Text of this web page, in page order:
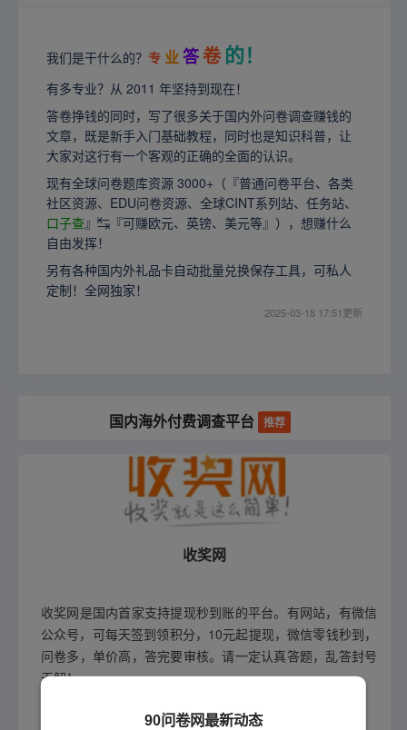
90问卷网最新动态
我们是干什么的？ 专 业答卷 的！
有多专业？从 2011 年坚持到现在！
答卷挣钱的同时，写了很多关于国内外问卷调查赚钱的
文章，既是新手入门基础教程，同时也是知识科普，让
大家对这行有一个客观的正确的全面的认识。
现有全球问卷题库资源 3000+（『普通问卷平台、各类
社区资源、EDU问卷资源、全球CINT系列站、任务站、
口子查』↹『可赚欧元、英镑、美元等』），想赚什么
自由发挥！
另有各种国内外礼品卡自动批量兑换保存工具，可私人
定制！全网独家！
2025-03-18 17:51更新
国内海外付费调查平台 推荐
收奖网
收奖网是国内首家支持提现秒到账的平台。有网站，有微信
公众号，可每天签到领积分，10元起提现，微信零钱秒到，
问卷多，单价高，答完要审核。请一定认真答题，乱答封号
无解！